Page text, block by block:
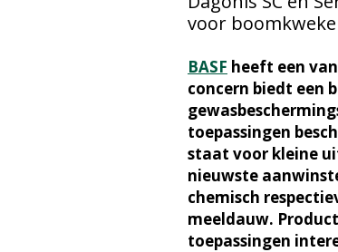
voor
BASF heeft een
concern biedt een
toepassingen
staat voor kleine
nieuwste
chemisch
meeldauw.
toepassingen